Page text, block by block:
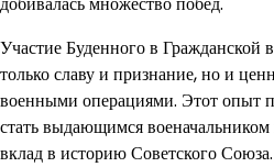
Участие Буденного в Гражданской
только славу и признание, но и
военными операциями. Этот опыт
стать выдающимся
вклад в историю Советского Союза.